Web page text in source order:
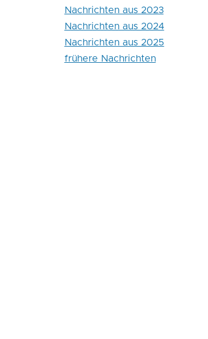
Nachrichten aus 2023
Nachrichten aus 2024
Nachrichten aus 2025
frühere Nachrichten